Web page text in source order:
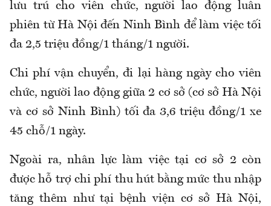
lưu trú cho viên chức, người lao động luân
phiên từ Hà Nội đến Ninh Bình để làm việc tối
đa 2,5 triệu đồng/1 tháng/1 người.
Chi phí vận chuyển, đi lại hàng ngày cho viên
chức, người lao động giữa 2 cơ sở (cơ sở Hà Nội
và cơ sở Ninh Bình) tối đa 3,6 triệu đồng/1 xe
45 chỗ/1 ngày.
Ngoài ra, nhân lực làm việc tại cơ sở 2 còn
được hỗ trợ chi phí thu hút bằng mức thu nhập
tăng thêm như tại bệnh viện cơ sở Hà Nội,